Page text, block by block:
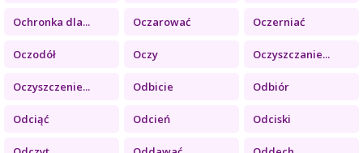
Ochronka dla... Oczarować Oczerniać
Oczodół Oczy Oczyszczanie...
Oczyszczenie... Odbicie Odbiór
Odciąć Odcień Odciski